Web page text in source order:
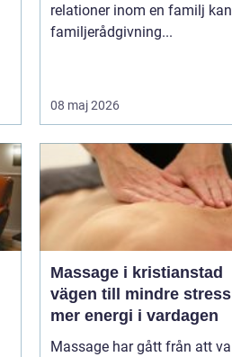
relationer inom en familj kan
familjerådgivning...
08 maj 2026
Massage i kristianstad
vägen till mindre
mer energi i vardagen
Massage har gått från att